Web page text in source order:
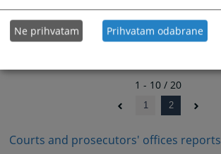
Courts and prosecutors' offices reports
1 - 10 / 20
1 2
Ne prihvatam Prihvatam odabrane